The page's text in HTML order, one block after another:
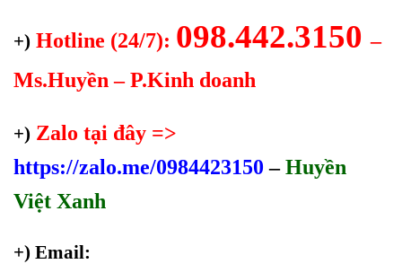
+) Hotline (24/7): 098.442.3150–
Ms.Huyền – P.Kinh doanh
+) Zalo tại đây =>
https://zalo.me/0984423150 –Huyền
Việt Xanh
+) Email: